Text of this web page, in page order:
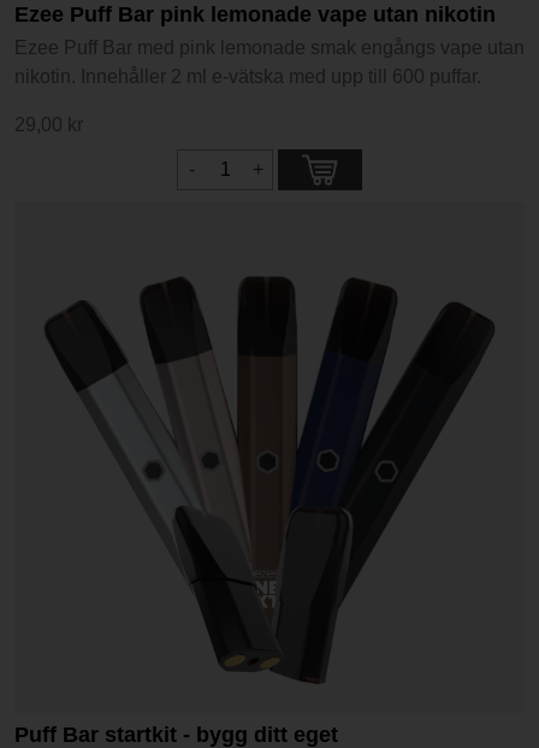
Ezee Puff Bar pink lemonade vape utan nikotin
Ezee Puff Bar med pink lemonade smak engångs vape utan
nikotin. Innehåller 2 ml e-vätska med upp till 600 puffar.
29,00 kr
Puff Bar startkit - bygg ditt eget